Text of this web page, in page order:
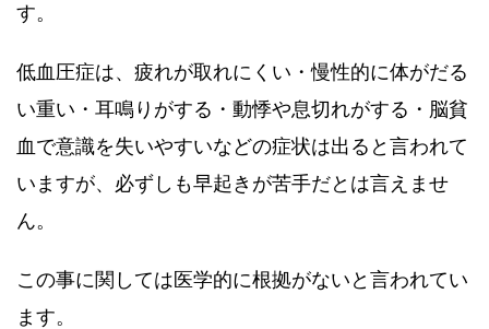
す。
低血圧症は、疲れが取れにくい・慢性的に体がだる
い重い・耳鳴りがする・動悸や息切れがする・脳貧
血で意識を失いやすいなどの症状は出ると言われて
いますが、必ずしも早起きが苦手だとは言えませ
ん。
この事に関しては医学的に根拠がないと言われてい
ます。